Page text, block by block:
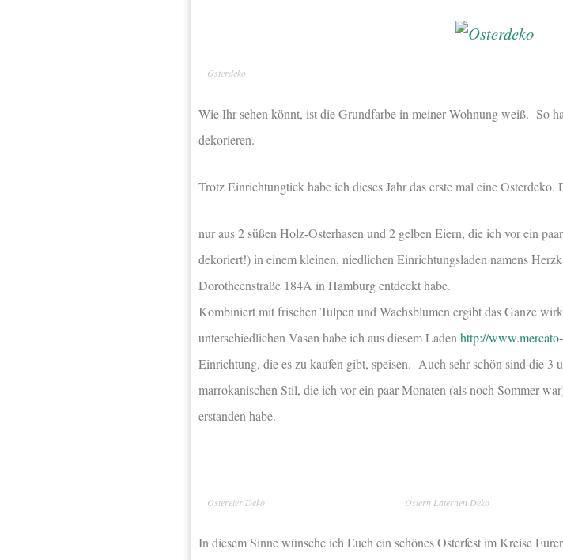
Osterdeko
Wie Ihr sehen könnt, ist die Grundfarbe in meiner Wohnung weiß. So
dekorieren.
Trotz Einrichtungtick habe ich dieses Jahr das erste mal eine Osterdeko.
nur aus 2 süßen Holz-Osterhasen und 2 gelben Eiern, die ich vor ein
dekoriert!) in einem kleinen, niedlichen Einrichtungsladen namens
Dorotheenstraße 184A in Hamburg entdeckt habe.
Kombiniert mit frischen Tulpen und Wachsblumen ergibt das Ganze
unterschiedlichen Vasen habe ich aus diesem Ladenhttp://
Einrichtung, die es zu kaufen gibt, speisen. Auch sehr schön sind die 3
marrokanischen Stil, die ich vor ein paar Monaten (als noch Sommer
erstanden habe.
Ostereier Deko Ostern Laternen Deko
In diesem Sinne wünsche ich Euch ein schönes Osterfest im Kreise